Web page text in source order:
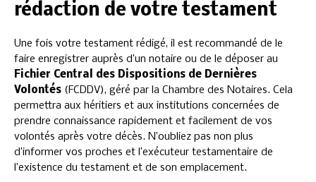
rédaction de votre testament
Une fois votre testament rédigé, il est recommandé de le
faire enregistrer auprès d’un notaire ou de le déposer au
Fichier Central des Dispositions de Dernières
Volontés (FCDDV), géré par la Chambre des Notaires. Cela
permettra aux héritiers et aux institutions concernées de
prendre connaissance rapidement et facilement de vos
volontés après votre décès. N’oubliez pas non plus
d’informer vos proches et l’exécuteur testamentaire de
l’existence du testament et de son emplacement.